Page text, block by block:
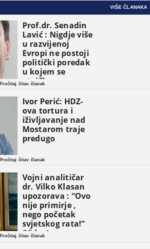
VIŠE ČLANAKA
Prof.dr. Senadin
Lavić : Nigdje više
u razvijenoj
Evropi ne postoji
politički poredak
u kojem se
etničke grupe
pojavljuju kao
osnovne
političke jedinice
Pročitaj čitav članak
Ivor Perić: HDZ-
ova tortura i
iživljavanje nad
Mostarom traje
predugo
Pročitaj čitav članak
Vojni analitičar
dr. Vilko Klasan
upozorava : “Ovo
nije primirje ,
nego početak
svjetskog rata!”
(Video)
Pročitaj čitav članak